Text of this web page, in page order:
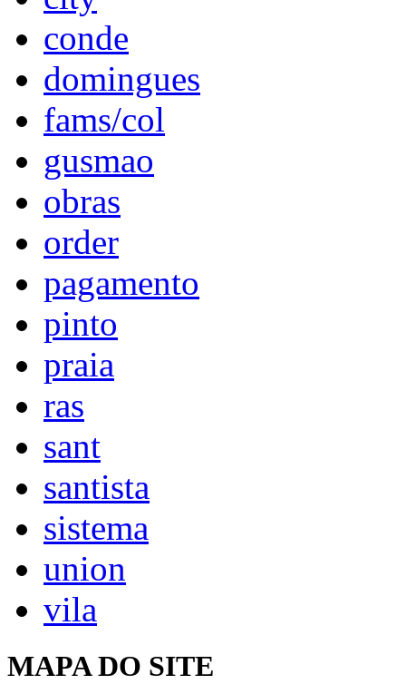
conde
domingues
fams/col
gusmao
obras
order
pagamento
pinto
praia
ras
sant
santista
sistema
union
vila
MAPA DO SITE